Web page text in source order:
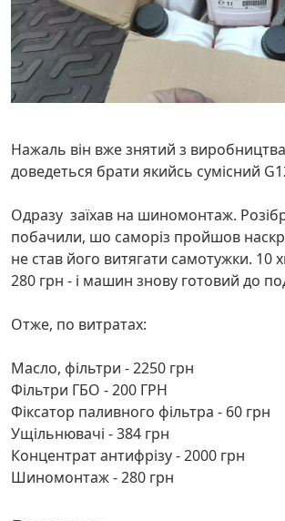
Нажаль він вже знятий з
доведеться брати якийсь сумісний
Одразу заїхав на шиномонтаж.
побачили, шо саморіз пройшов
не став його витягати самотужки. 10
280 грн - і машин знову готовий до
Отже, по витратах:
Масло, фільтри - 2250 грн
Фільтри ГБО - 200 ГРН
Фіксатор паливного фільтра - 60 грн
Ущільнювачі - 384 грн
Концентрат антифрізу - 2000 грн
Шиномонтаж - 280 грн